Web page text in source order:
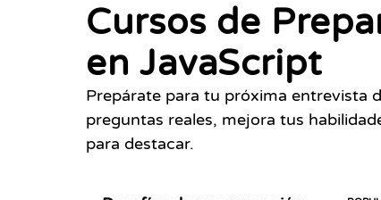
Cursos de
en JavaScript
Prepárate para tu próxima entrevista
preguntas reales, mejora tus
para destacar.